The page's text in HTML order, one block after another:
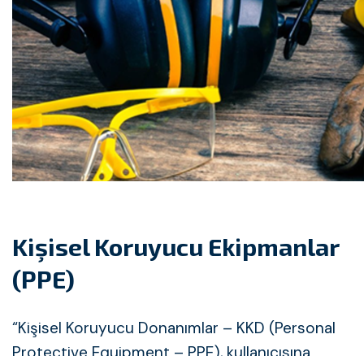
Kişisel Koruyucu Ekipmanlar
(PPE)
“Kişisel Koruyucu Donanımlar – KKD (Personal